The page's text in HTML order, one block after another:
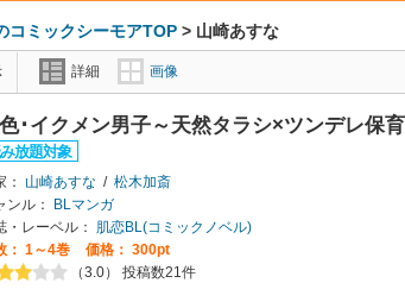
コミックシーモアTOP > 山崎あすな
詳細 画像
･イクメン男子～天然タラシ×ツンデレ保
： 山崎あすな / 松木加斎
ンル：
BLマンガ
・レーベル：
肌恋BL(コミックノベル)
： 1～4巻
価格： 300pt
（3.0） 投稿数21件